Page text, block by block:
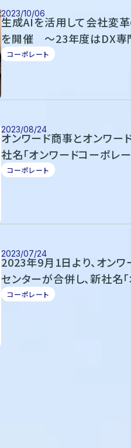
2023/10/06
生成AIを活用して会社変革
を開催 ～23年度はDX専
修も～
コーポレート
2023/08/24
オンワード商事とオンワー
社名「オンワードコーポレ
と多角化を加速し、包括的
コーポレート
2023/07/24
2023年9月1日より、オンワ
センターが合併し、新社名
コーポレート